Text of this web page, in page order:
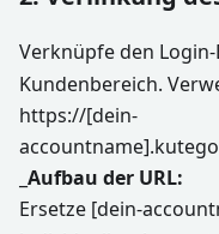
Verknüpfe den
Kundenbereich.
https://[dein-
Aufbau der URL:
Ersetze [dein-